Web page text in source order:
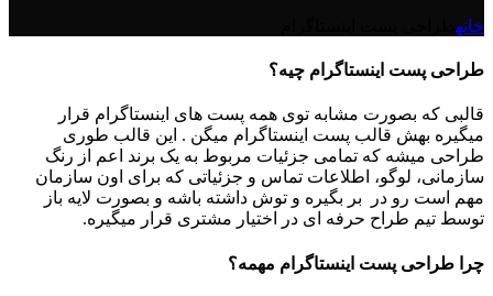
خانه
طراحی پست اینستاگرام چیه؟
قالبی که بصورت مشابه توی همه پست های اینستاگرام قرار
میگیره بهش قالب پست اینستاگرام میگن . این قالب طوری
طراحی میشه که تمامی جزئیات مربوط به یک برند اعم از رنگ
سازمانی، لوگو، اطلاعات تماس و جزئیاتی که برای اون سازمان
مهم است رو در بر بگیره و توش داشته باشه و بصورت لایه باز
توسط تیم طراح حرفه ای در اختیار مشتری قرار میگیره.
چرا طراحی پست اینستاگرام مهمه؟